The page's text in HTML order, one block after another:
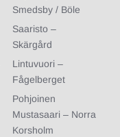
Smedsby / Böle
Saaristo –
Skärgård
Lintuvuori –
Fågelberget
Pohjoinen
Mustasaari – Norra
Korsholm